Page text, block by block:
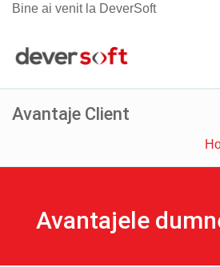
Bine ai venit la DeverSoft
Avantaje Client
Avantajele